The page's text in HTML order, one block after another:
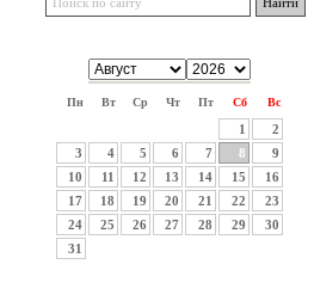
Пн Вт Ср Чт Пт Сб Вс
1
2
3
4 5 6 7 8
9
10
11 12 13 14 15
16
17
18 19 20 21 22
23
24
25 26 27 28 29
30
31